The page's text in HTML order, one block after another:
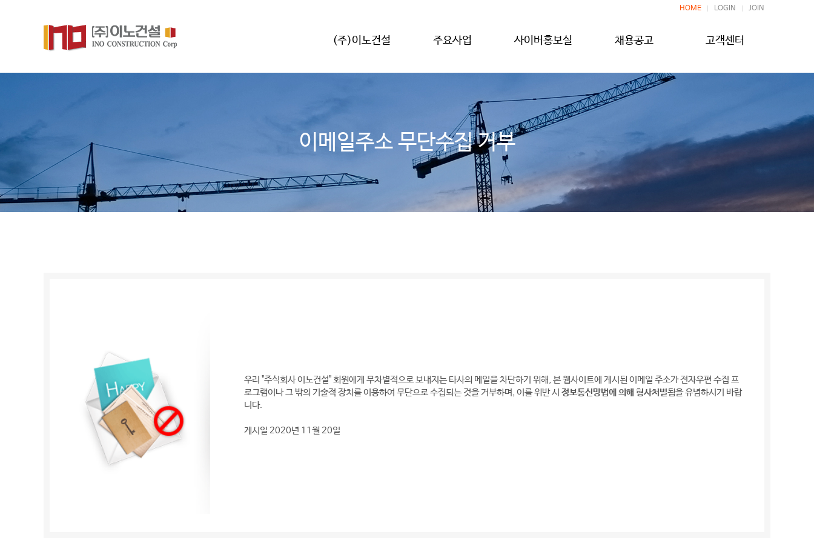
HOME LOGIN JOIN
(주)이노건설 주요사업 사이버홍보실 채용공고 고객센터
이메일주소 무단수집 거부
우리 "주식회사 이노건설" 회원에게 무차별적으로 보내지는 타사의 메일을 차단하기 위해, 본 웹사이트에 게시된 이메일 주소가 전자우편 수집 프
로그램이나 그 밖의 기술적 장치를 이용하여 무단으로 수집되는 것을 거부하며, 이를 위반 시 정보통신망법에 의해 형사처벌됨을 유념하시기 바랍
니다.
게시일 2020년 11월 20일